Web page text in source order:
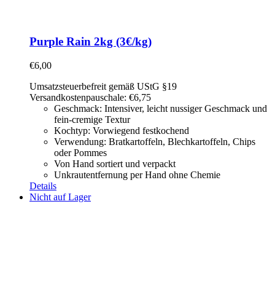
Purple Rain 2kg (3€/kg)
€6,00
Umsatzsteuerbefreit gemäß UStG §19
Versandkostenpauschale: €6,75
Geschmack: Intensiver, leicht nussiger Geschmack und
fein-cremige Textur
Kochtyp: Vorwiegend festkochend
Verwendung: Bratkartoffeln, Blechkartoffeln, Chips
oder Pommes
Von Hand sortiert und verpackt
Unkrautentfernung per Hand ohne Chemie
Details
Nicht auf Lager